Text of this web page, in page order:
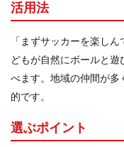
活用法
「まずサッカーを楽し
どもが自然にボールと
べます。地域の仲間が
的です。
選ぶポイント